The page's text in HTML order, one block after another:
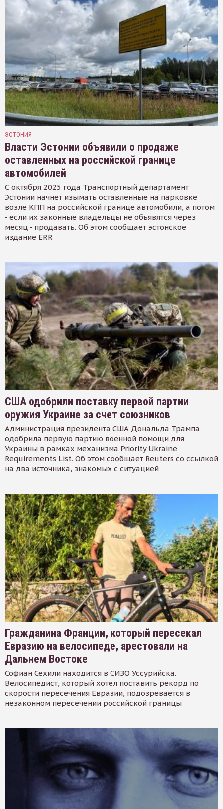
ЭСТОНИЯ
Власти Эстонии объявили о продаже
оставленных на российской границе
автомобилей
С октября 2025 года Транспортный департамент
Эстонии начнет изымать оставленные на парковке
возле КПП на российской границе автомобили, а потом
- если их законные владельцы не объявятся через
месяц - продавать. Об этом сообщает эстонское
издание ERR
США одобрили поставку первой партии
оружия Украине за счет союзников
Администрация президента США Дональда Трампа
одобрила первую партию военной помощи для
Украины в рамках механизма Priority Ukraine
Requirements List. Об этом сообщает Reuters со ссылкой
на два источника, знакомых с ситуацией
Гражданина Франции, который пересекал
Евразию на велосипеде, арестовали на
Дальнем Востоке
Софиан Сехили находится в СИЗО Уссурийска.
Велосипедист, который хотел поставить рекорд по
скорости пересечения Евразии, подозревается в
незаконном пересечении российской границы